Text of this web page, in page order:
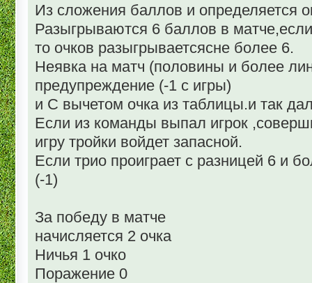
Из сложения баллов и определяется
Разыгрываются 6 баллов в
то очков разыгрываетсясне более 6.
Неявка на матч (половины и более
предупреждение (-1 с игры)
и С вычетом очка из таблицы.и так
Если из команды выпал игрок
игру тройки войдет запасной.
Если трио проиграет с разницей 6 и
(-1)
За победу в матче
начисляется 2 очка
Ничья 1 очко
Поражение 0